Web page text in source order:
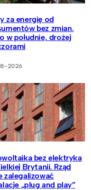
za energię od
bez zmian.
w południe, drożej
2026
bez elektryka
Brytanii. Rząd
zalegalizować
„plug and play”